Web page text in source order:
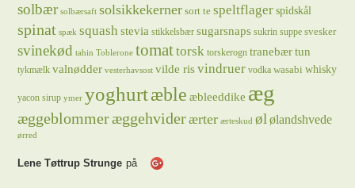
solbær solbærsaft solsikkekerner sort te speltflager spidskål
spinat spæk squash stevia stikkelsbær sugarsnaps sukrin suppe svesker
svinekød tahin Toblerone tomattorsk torskerogn tranebærtun
tykmælk valnødder vesterhavsost vilde ris vindruer vodka wasabi whisky
yacon sirup ymer yoghurtæble æbleeddike æg
æggeblommeræggehviderærter ærteskud øl ølandshvede
ørred
Lene Tøttrup Strunge på